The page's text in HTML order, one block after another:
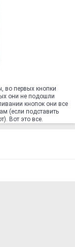
во первых кнопки
они не подошли
кнопок они все
(если подставить
Вот это все.